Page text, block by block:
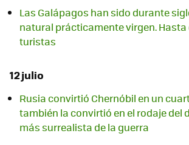
Las Galápagos han sido durante
natural prácticamente virgen. Hasta
turistas
12 julio
Rusia convirtió Chernóbil en un
también la convirtió en el rodaje del
más surrealista de la guerra